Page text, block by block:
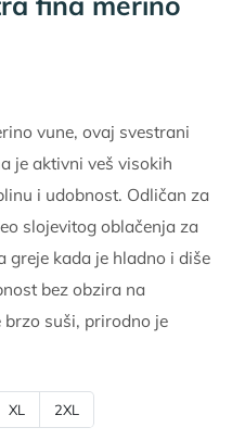
vune, ovaj svestrani
je aktivni veš visokih
i udobnost. Odličan za
slojevitog oblačenja za
greje kada je hladno i diše
bez obzira na
brzo suši, prirodno je
XL 2XL